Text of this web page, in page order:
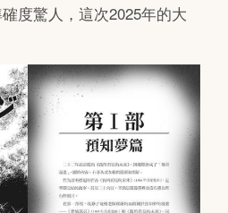
度驚人，這次2025年的大